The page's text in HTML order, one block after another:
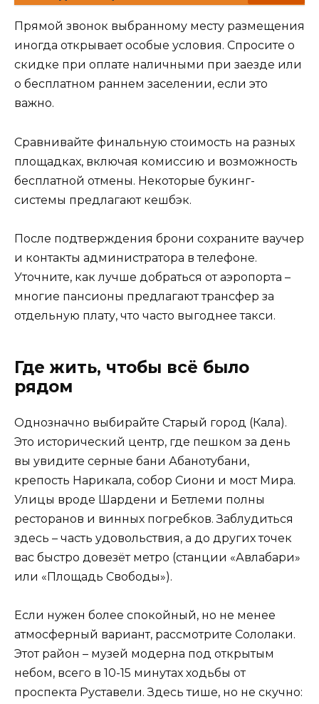
Прямой звонок выбранному месту размещения
иногда открывает особые условия. Спросите о
скидке при оплате наличными при заезде или
о бесплатном раннем заселении, если это
важно.
Сравнивайте финальную стоимость на разных
площадках, включая комиссию и возможность
бесплатной отмены. Некоторые букинг-
системы предлагают кешбэк.
После подтверждения брони сохраните ваучер
и контакты администратора в телефоне.
Уточните, как лучше добраться от аэропорта –
многие пансионы предлагают трансфер за
отдельную плату, что часто выгоднее такси.
Где жить, чтобы всё было
рядом
Однозначно выбирайте Старый город (Кала).
Это исторический центр, где пешком за день
вы увидите серные бани Абанотубани,
крепость Нарикала, собор Сиони и мост Мира.
Улицы вроде Шардени и Бетлеми полны
ресторанов и винных погребков. Заблудиться
здесь – часть удовольствия, а до других точек
вас быстро довезёт метро (станции «Авлабари»
или «Площадь Свободы»).
Если нужен более спокойный, но не менее
атмосферный вариант, рассмотрите Сололаки.
Этот район – музей модерна под открытым
небом, всего в 10-15 минутах ходьбы от
проспекта Руставели. Здесь тише, но не скучно: